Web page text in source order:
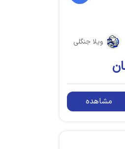
ویلا جنگلی
مشاهده